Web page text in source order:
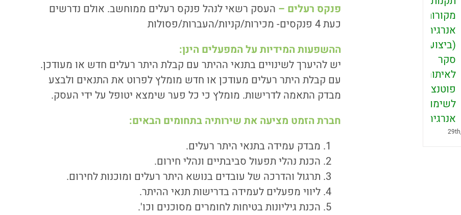
פנקס רעלים – העסק רשאי לנהל פנקס רעלים ממוחשב. אולם נדרשים
כעת 4 פנקסים- מכירות/קניות/העברות/פסולות
ההשפעות המידיות על המפעלים הינן:
יש להיערך לשינויים בתנאי ההיתר עם קבלת היתר רעלים חדש או מעודכן.
עם קבלת היתר רעלים מעודכן או חדש מומלץ לפרוט את התנאים ולבצע
מבדק התאמה לדרישות. מומלץ כי כל פער שימצא יטופל על ידי העסק.
חברת הזמט מציעה את שירותיה בתחומים הבאים:
מבדק עמידה בתנאי היתר רעלים.
הכנת נהלי תפעול סביבתיים ונהלי חירום.
תרגול והדרכה של עובדים בנושא היתר רעלים ומוכנות לחירום.
ליווי מפעלים לעמידה בדרישות תנאי ההיתר.
הכנת גיליונות בטיחות לחומרים מסוכנים וכו'.
מקורות
אנרגיה
(ביצוע
סקר
לאיתור
פוטנציאל
לשימור
אנרגיה)